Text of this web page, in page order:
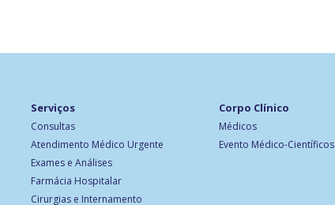
Serviços
Consultas
Atendimento Médico Urgente
Exames e Análises
Farmácia Hospitalar
Cirurgias e Internamento
Corpo Clínico
Médicos
Evento Médico-Científicos